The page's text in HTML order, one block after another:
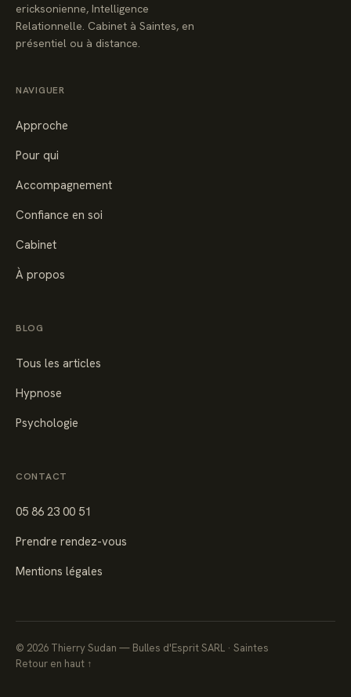
ericksonienne, Intelligence
Relationnelle. Cabinet à Saintes, en
présentiel ou à distance.
NAVIGUER
Approche
Pour qui
Accompagnement
Confiance en soi
Cabinet
À propos
BLOG
Tous les articles
Hypnose
Psychologie
CONTACT
05 86 23 00 51
Prendre rendez-vous
Mentions légales
© 2026 Thierry Sudan — Bulles d'Esprit SARL · Saintes
Retour en haut ↑